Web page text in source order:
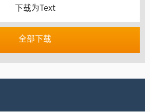
下载为Text
全部下载